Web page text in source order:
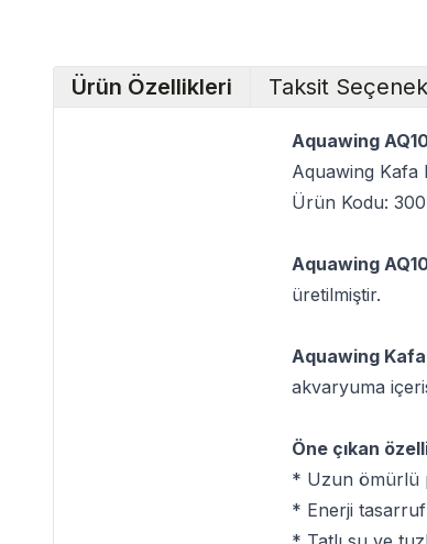
Ürün Özellikleri Taksit
Aquawing
Aquawing Kafa
Ürün Kodu:
Aquawing
üretilmiştir.
Aquawing
akvaryuma
Öne çıkan
* Uzun ömürlü
* Enerji